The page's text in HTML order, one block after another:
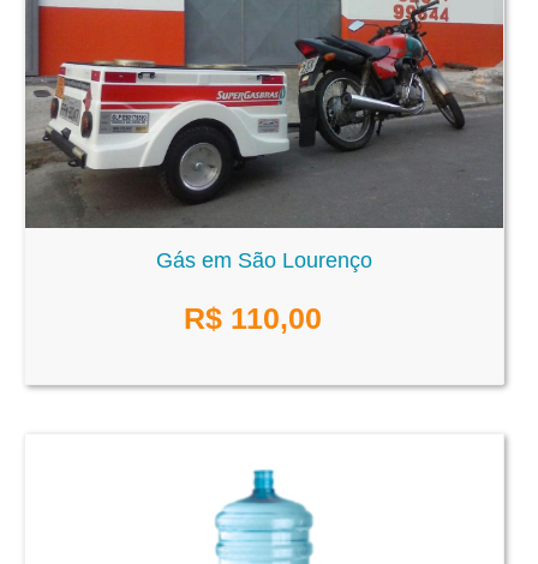
Gás em São Lourenço
R$ 110,00